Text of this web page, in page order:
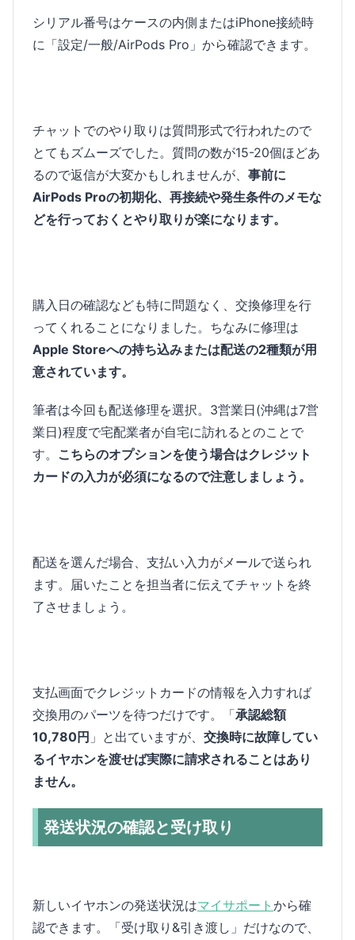
シリアル番号はケースの内側またはiPhone接続時
に「設定/一般/AirPods Pro」から確認できます。
チャットでのやり取りは質問形式で行われたので
とてもズムーズでした。質問の数が15-20個ほどあ
るので返信が大変かもしれませんが、 事前に
AirPods Proの初期化、再接続や発生条件のメモな
どを行っておくとやり取りが楽になります。
購入日の確認なども特に問題なく、交換修理を行
ってくれることになりました。ちなみに修理は
Apple Storeへの持ち込みまたは配送の2種類が用
意されています。
筆者は今回も配送修理を選択。3営業日(沖縄は7営
業日)程度で宅配業者が自宅に訪れるとのことで
す。 こちらのオプションを使う場合はクレジット
カードの入力が必須になるので注意しましょう。
配送を選んだ場合、支払い入力がメールで送られ
ます。届いたことを担当者に伝えてチャットを終
了させましょう。
支払画面でクレジットカードの情報を入力すれば
交換用のパーツを待つだけです。「承認総額
10,780円 」と出ていますが、 交換時に故障してい
るイヤホンを渡せば実際に請求されることはあり
ません。
発送状況の確認と受け取り
新しいイヤホンの発送状況はマイサポート から確
認できます。「受け取り&引き渡し」だけなので、